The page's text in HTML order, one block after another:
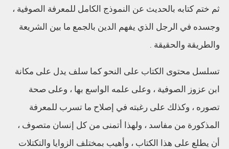
ثم ختم كتابه بالحديث عن النموذج الكامل للمعرفة الصوفية ،
وجسده في الرجل الذي يفهم الدين بالجمع ما بين الشريعة
والطريقة والحقيقة .
تسلسل محتوى الكتاب على النحو كما سلف يدل على مكانة
ابن عزوز الصوفية ، وعلى علمه الواسع بها ، وعلى صحة
تصوره ، وكذلك على رغبته في إصلاح ما تسرب للمعرفة
المذكورة من مفاسد ، ولهذا أتمنى من كل إنسان متصوف ،
أن يطلع على هذا الكتاب ، وأهيب بمختلف الزوايا والتكتلات